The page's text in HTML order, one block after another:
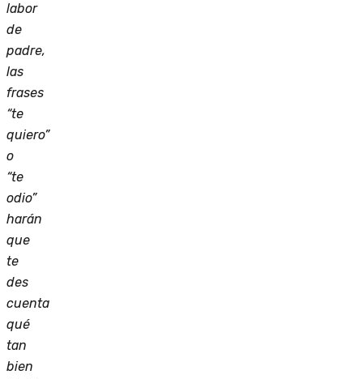
labor
de
padre,
las
frases
“te
quiero”
o
“te
odio”
harán
que
te
des
cuenta
qué
tan
bien